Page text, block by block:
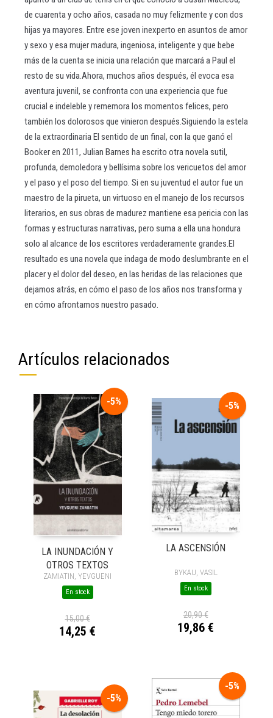
de cuarenta y ocho años, casada no muy felizmente y con dos
hijas ya mayores. Entre ese joven inexperto en asuntos de amor
y sexo y esa mujer madura, ingeniosa, inteligente y que bebe
más de la cuenta se inicia una relación que marcará a Paul el
resto de su vida.Ahora, muchos años después, él evoca esa
aventura juvenil, se confronta con una experiencia que fue
crucial e indeleble y rememora los momentos felices, pero
también los dolorosos que vinieron después.Siguiendo la estela
de la extraordinaria El sentido de un final, con la que ganó el
Booker en 2011, Julian Barnes ha escrito otra novela sutil,
profunda, demoledora y bellísima sobre los vericuetos del amor
y el paso y el poso del tiempo. Si en su juventud el autor fue un
maestro de la pirueta, un virtuoso en el manejo de los recursos
literarios, en sus obras de madurez mantiene esa pericia con las
formas y estructuras narrativas, pero suma a ella una hondura
solo al alcance de los escritores verdaderamente grandes.El
resultado es una novela que indaga de modo deslumbrante en el
placer y el dolor del deseo, en las heridas de las relaciones que
dejamos atrás, en cómo el paso de los años nos transforma y
en cómo afrontamos nuestro pasado.
Artículos relacionados
-5%
LA INUNDACIÓN Y
OTROS TEXTOS
ZAMIATIN, YEVGUENI
En stock
15,00 €
14,25 €
-5%
LA ASCENSIÓN
BYKAU, VASIL
En stock
20,90 €
19,86 €
-5%
-5%